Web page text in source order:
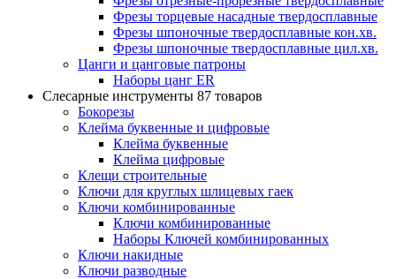
Фрезы торцевые насадные твердосплавные
Фрезы шпоночные твердосплавные кон.хв.
Фрезы шпоночные твердосплавные цил.хв.
Цанги и цанговые патроны
Наборы цанг ER
Слесарные инструменты 87 товаров
Бокорезы
Клейма буквенные и цифровые
Клейма буквенные
Клейма цифровые
Клещи строительные
Ключи для круглых шлицевых гаек
Ключи комбинированные
Ключи комбинированные
Наборы Ключей комбинированных
Ключи накидные
Ключи разводные